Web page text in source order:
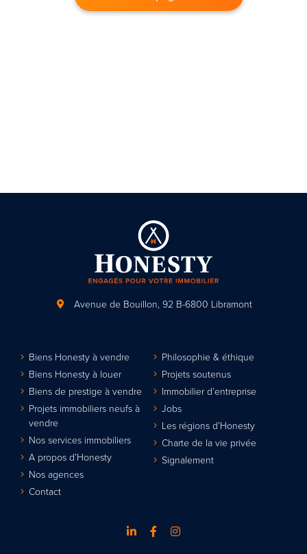
Avenue de Bouillon, 92 B-6800 Libramont
Biens Honesty à vendre
Biens Honesty à louer
Biens de prestige à vendre
Projets immobiliers neufs à
vendre
Nos services immobiliers
A propos d’Honesty
Nos agences
Contact
Philosophie & éthique
Projets soutenus
Immobilier d’entreprise
Jobs
Les régions d’Honesty
Charte de la vie privée
Signalement